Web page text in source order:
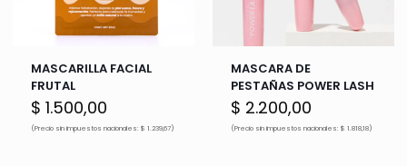
MASCARILLA FACIAL
FRUTAL
$ 1.500,00
(Precio sin impuestos nacionales: $ 1.239,67)
MASCARA DE
PESTAÑAS POWER LASH
$ 2.200,00
(Precio sin impuestos nacionales: $ 1.818,18)